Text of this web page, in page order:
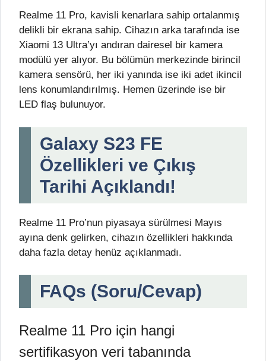
Realme 11 Pro, kavisli kenarlara sahip ortalanmış
delikli bir ekrana sahip. Cihazın arka tarafında ise
Xiaomi 13 Ultra’yı andıran dairesel bir kamera
modülü yer alıyor. Bu bölümün merkezinde birincil
kamera sensörü, her iki yanında ise iki adet ikincil
lens konumlandırılmış. Hemen üzerinde ise bir
LED flaş bulunuyor.
Galaxy S23 FE
Özellikleri ve Çıkış
Tarihi Açıklandı!
Realme 11 Pro’nun piyasaya sürülmesi Mayıs
ayına denk gelirken, cihazın özellikleri hakkında
daha fazla detay henüz açıklanmadı.
FAQs (Soru/Cevap)
Realme 11 Pro için hangi
sertifikasyon veri tabanında